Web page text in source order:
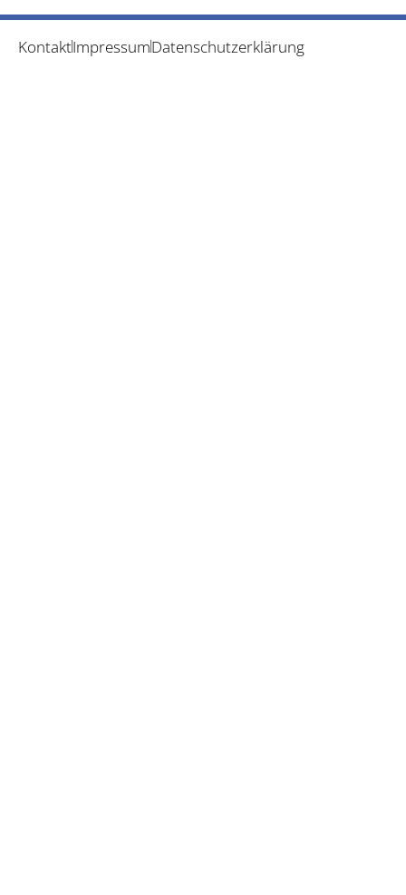
KontaktImpressumDatenschutzerklärung